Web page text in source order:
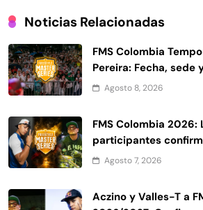
Noticias Relacionadas
FMS Colombia
Pereira: Fecha, sede
Agosto 8, 2026
FMS Colombia 2026:
participantes
Agosto 7, 2026
Aczino y Valles-T a